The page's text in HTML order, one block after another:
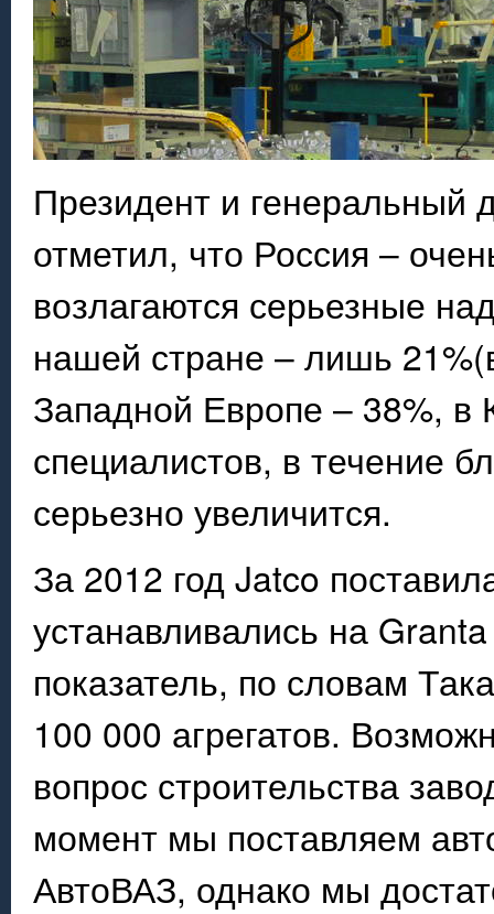
Президент и генеральный
отметил, что Россия –
возлагаются серьезные
нашей стране – лишь
Западной Европе – 38%, в
специалистов, в течение
серьезно увеличится.
За 2012 год Jatco
устанавливались на
показатель, по словам
100 000 агрегатов.
вопрос строительства
момент мы поставляем
АвтоВАЗ, однако мы